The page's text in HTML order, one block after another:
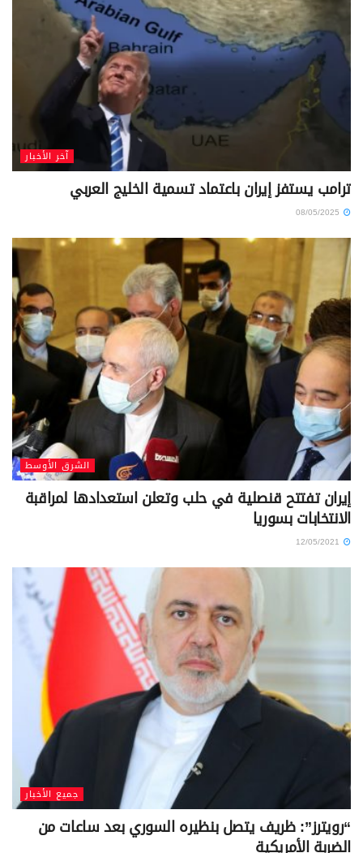
آخر الأخبار
ترامب يستفز إيران باعتماد تسمية الخليج العربي
الشرق الأوسط
إيران تفتتح قنصلية في حلب وتعلن استعدادها لمراقبة
الانتخابات بسوريا
جميع الأخبار
“رويترز”: ظريف يتصل بنظيره السوري بعد ساعات من